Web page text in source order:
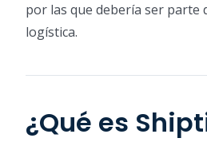
por las que debería ser parte
logística.
¿Qué es